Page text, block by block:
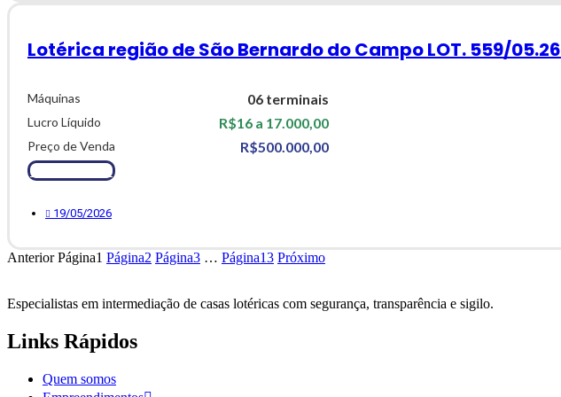
Lotérica região de São Bernardo do Campo LOT. 559/05.26
Máquinas 06 terminais
Lucro Líquido R$16 a 17.000,00
Preço de Venda R$500.000,00
Ver Detalhes
19/05/2026
Anterior Página1 Página2 Página3 … Página13 Próximo
Especialistas em intermediação de casas lotéricas com segurança, transparência e sigilo.
Links Rápidos
Quem somos